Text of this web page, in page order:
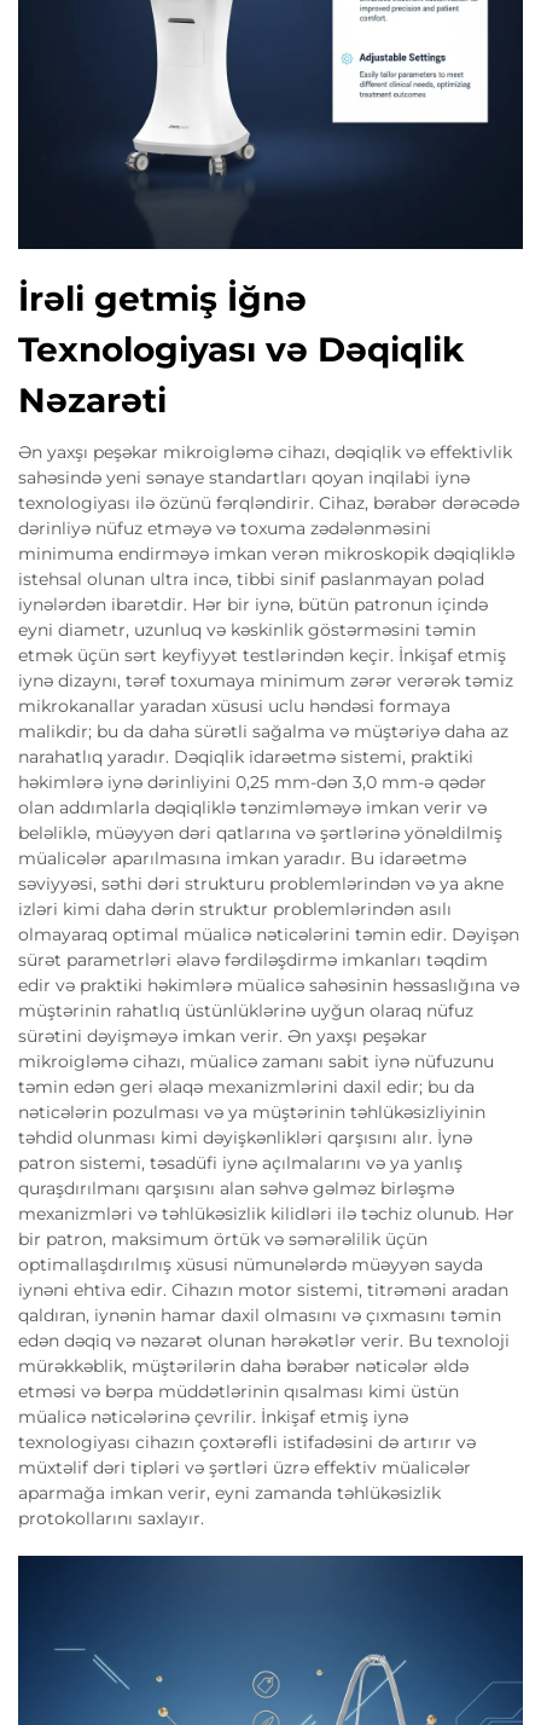
İrəli getmiş İğnə
Texnologiyası və Dəqiqlik
Nəzarəti
Ən yaxşı peşəkar mikroigləmə cihazı, dəqiqlik və effektivlik
sahəsində yeni sənaye standartları qoyan inqilabi iynə
texnologiyası ilə özünü fərqləndirir. Cihaz, bərabər dərəcədə
dərinliyə nüfuz etməyə və toxuma zədələnməsini
minimuma endirməyə imkan verən mikroskopik dəqiqliklə
istehsal olunan ultra incə, tibbi sinif paslanmayan polad
iynələrdən ibarətdir. Hər bir iynə, bütün patronun içində
eyni diametr, uzunluq və kəskinlik göstərməsini təmin
etmək üçün sərt keyfiyyət testlərindən keçir. İnkişaf etmiş
iynə dizaynı, tərəf toxumaya minimum zərər verərək təmiz
mikrokanallar yaradan xüsusi uclu həndəsi formaya
malikdir; bu da daha sürətli sağalma və müştəriyə daha az
narahatlıq yaradır. Dəqiqlik idarəetmə sistemi, praktiki
həkimlərə iynə dərinliyini 0,25 mm-dən 3,0 mm-ə qədər
olan addımlarla dəqiqliklə tənzimləməyə imkan verir və
beləliklə, müəyyən dəri qatlarına və şərtlərinə yönəldilmiş
müalicələr aparılmasına imkan yaradır. Bu idarəetmə
səviyyəsi, səthi dəri strukturu problemlərindən və ya akne
izləri kimi daha dərin struktur problemlərindən asılı
olmayaraq optimal müalicə nəticələrini təmin edir. Dəyişən
sürət parametrləri əlavə fərdiləşdirmə imkanları təqdim
edir və praktiki həkimlərə müalicə sahəsinin həssaslığına və
müştərinin rahatlıq üstünlüklərinə uyğun olaraq nüfuz
sürətini dəyişməyə imkan verir. Ən yaxşı peşəkar
mikroigləmə cihazı, müalicə zamanı sabit iynə nüfuzunu
təmin edən geri əlaqə mexanizmlərini daxil edir; bu da
nəticələrin pozulması və ya müştərinin təhlükəsizliyinin
təhdid olunması kimi dəyişkənlikləri qarşısını alır. İynə
patron sistemi, təsadüfi iynə açılmalarını və ya yanlış
quraşdırılmanı qarşısını alan səhvə gəlməz birləşmə
mexanizmləri və təhlükəsizlik kilidləri ilə təchiz olunub. Hər
bir patron, maksimum örtük və səmərəlilik üçün
optimallaşdırılmış xüsusi nümunələrdə müəyyən sayda
iynəni ehtiva edir. Cihazın motor sistemi, titrəməni aradan
qaldıran, iynənin hamar daxil olmasını və çıxmasını təmin
edən dəqiq və nəzarət olunan hərəkətlər verir. Bu texnoloji
mürəkkəblik, müştərilərin daha bərabər nəticələr əldə
etməsi və bərpa müddətlərinin qısalması kimi üstün
müalicə nəticələrinə çevrilir. İnkişaf etmiş iynə
texnologiyası cihazın çoxtərəfli istifadəsini də artırır və
müxtəlif dəri tipləri və şərtləri üzrə effektiv müalicələr
aparmağa imkan verir, eyni zamanda təhlükəsizlik
protokollarını saxlayır.